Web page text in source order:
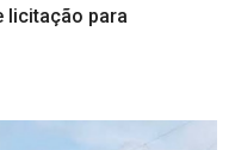
licitação para